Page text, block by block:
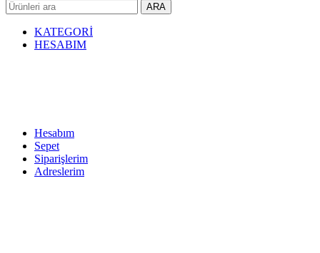
ARA
KATEGORİ
HESABIM
Hesabım
Sepet
Siparişlerim
Adreslerim